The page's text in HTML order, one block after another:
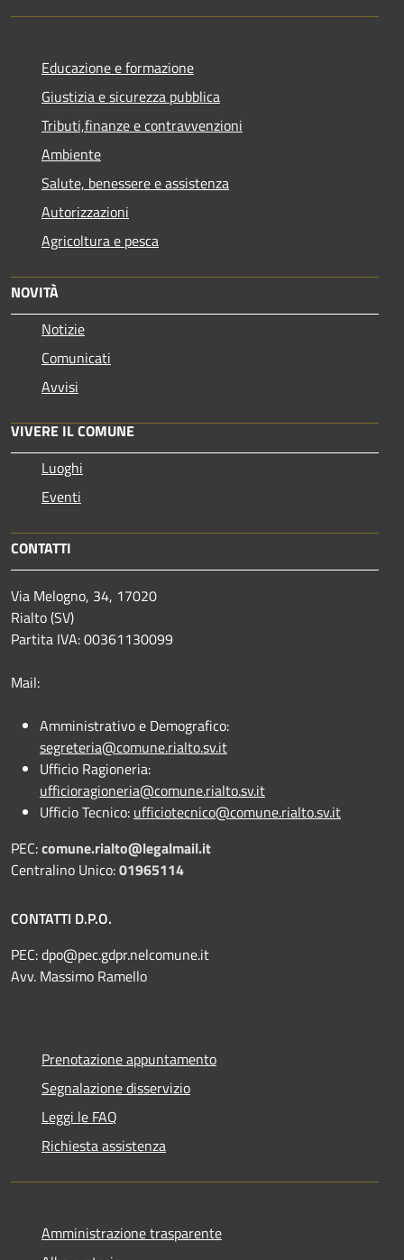
Educazione e formazione
Giustizia e sicurezza pubblica
Tributi,finanze e contravvenzioni
Ambiente
Salute, benessere e assistenza
Autorizzazioni
Agricoltura e pesca
NOVITÀ
Notizie
Comunicati
Avvisi
VIVERE IL COMUNE
Luoghi
Eventi
CONTATTI
Via Melogno, 34, 17020
Rialto (SV)
Partita IVA: 00361130099
Mail:
Amministrativo e Demografico:
segreteria@comune.rialto.sv.it
Ufficio Ragioneria:
ufficioragioneria@comune.rialto.sv.it
Ufficio Tecnico: ufficiotecnico@comune.rialto.sv.it
PEC:comune.rialto@legalmail.it
Centralino Unico:01965114
CONTATTI D.P.O.
PEC:dpo@pec.gdpr.nelcomune.it
Avv. Massimo Ramello
Prenotazione appuntamento
Segnalazione disservizio
Leggi le FAQ
Richiesta assistenza
Amministrazione trasparente